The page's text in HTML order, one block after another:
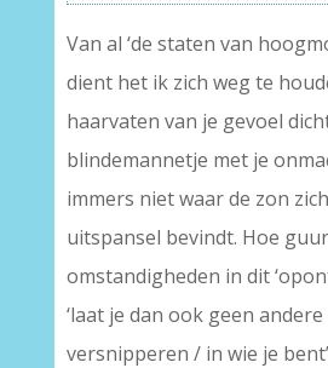
Van al ‘de staten van
dient het ik zich weg te
haarvaten van je gevoel
blindemannetje met je
immers niet waar de zon
uitspansel bevindt. Hoe
omstandigheden in dit
‘laat je dan ook geen
versnipperen / in wie je